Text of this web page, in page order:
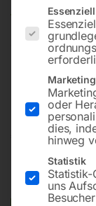
Tischplatte
Bohrung ø16
Gitter diagonal
8.544,00
inkl. MwSt.
Lieferzeit:ca. 8 –
Es folgt eine
Essenziell
Marketing
oder
dies,
hinweg
Statistik
uns